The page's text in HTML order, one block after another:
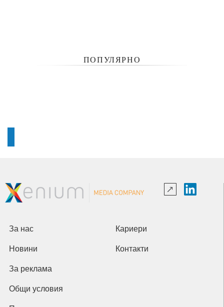
ПОПУЛЯРНО
За нас Кариери
Новини Контакти
За реклама
Общи условия